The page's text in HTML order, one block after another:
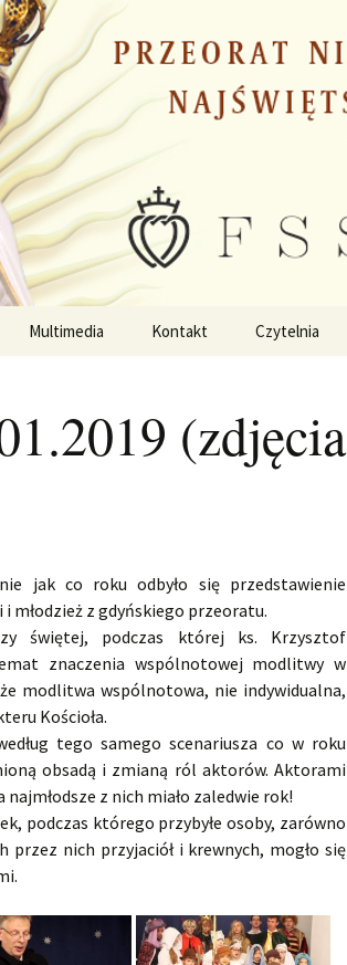
Multimedia Kontakt Czytelnia
(zdjęcia
jak co roku odbyło się przedstawienie
młodzież z gdyńskiego przeoratu.
świętej, podczas której ks. Krzysztof
znaczenia wspólnotowej modlitwy w
modlitwa wspólnotowa, nie indywidualna,
Kościoła.
tego samego scenariusza co w roku
obsadą i zmianą ról aktorów. Aktorami
najmłodsze z nich miało zaledwie rok!
podczas którego przybyłe osoby, zarówno
przez nich przyjaciół i krewnych, mogło się